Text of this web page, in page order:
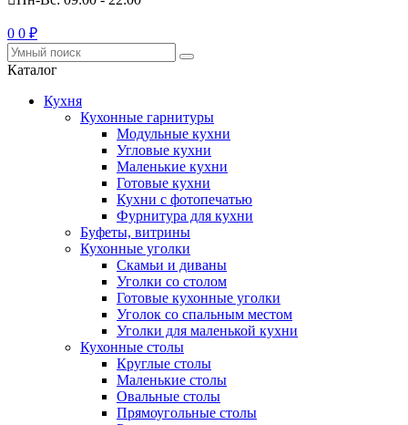
0 0 ₽
Каталог
Кухня
Кухонные гарнитуры
Модульные кухни
Угловые кухни
Маленькие кухни
Готовые кухни
Кухни с фотопечатью
Фурнитура для кухни
Буфеты, витрины
Кухонные уголки
Скамьи и диваны
Уголки со столом
Готовые кухонные уголки
Уголок со спальным местом
Уголки для маленькой кухни
Кухонные столы
Круглые столы
Маленькие столы
Овальные столы
Прямоугольные столы